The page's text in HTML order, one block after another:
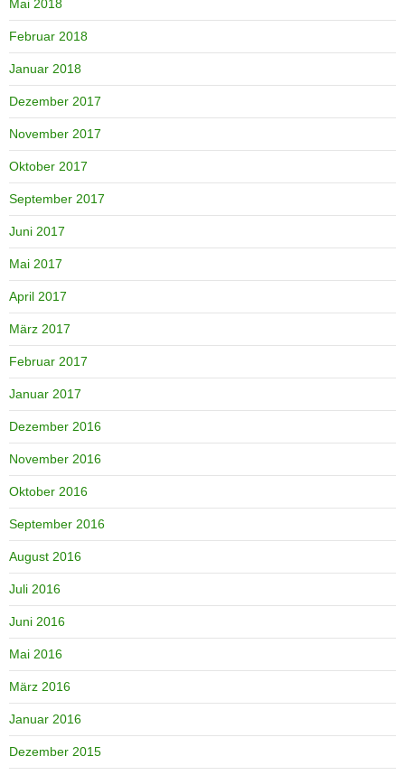
Mai 2018
Februar 2018
Januar 2018
Dezember 2017
November 2017
Oktober 2017
September 2017
Juni 2017
Mai 2017
April 2017
März 2017
Februar 2017
Januar 2017
Dezember 2016
November 2016
Oktober 2016
September 2016
August 2016
Juli 2016
Juni 2016
Mai 2016
März 2016
Januar 2016
Dezember 2015